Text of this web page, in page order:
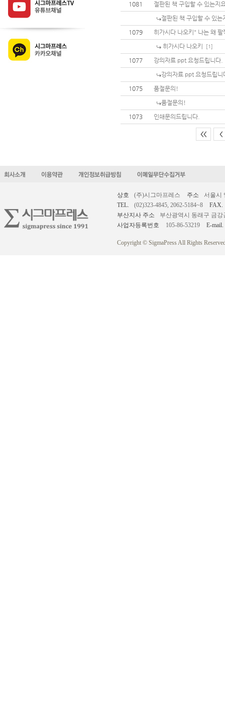
1081
절판된 책 구입할 수 있는지
절판된 책 구입할 수 있는
1079
히가시다 나오키" 나는 왜 팔
히가시다 나오키
[1]
1077
강의자료 ppt 요청드립니다.
강의자료 ppt 요청드립니
1075
품절문의!
품절문의!
1073
인쇄문의드립니다.
<< <
상호 (주)시그마프레스 주소
서울시
TEL.
(02)323-4845, 2062-5184~8
FAX.
부산지사 주소
부산광역시 동래구 금강
사업자등록번호
105-86-53219 E-mail.
Copyright © SigmaPress All Rights